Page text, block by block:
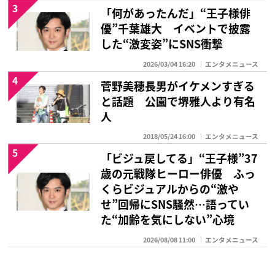
「何があったんだ」“王子様俳
優”千葉雄大 イベントで披露
した“激変姿”にSNS衝撃
2026/03/04 16:20 エンタメニュース
3
菅野美穂長男がイケメンすぎる
と話題 公園で堺雅人より有名
人
2018/05/24 16:00 エンタメニュース
4
「ビジュ戻してる」“王子様”37
歳の元戦隊ヒーロー俳優 ふっ
くらビジュアルからの“激や
せ”回帰にSNS騒然…語ってい
た“加齢を気にしない”心境
2026/08/08 11:00 エンタメニュース
5